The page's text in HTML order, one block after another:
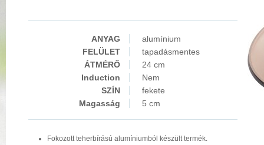
ANYAG
alumínium
FELÜLET
tapadásmentes
ÁTMÉRŐ
24 cm
Induction
Nem
SZÍN
fekete
Magasság
5 cm
Fokozott teherbírású alumíniumból készült termék.